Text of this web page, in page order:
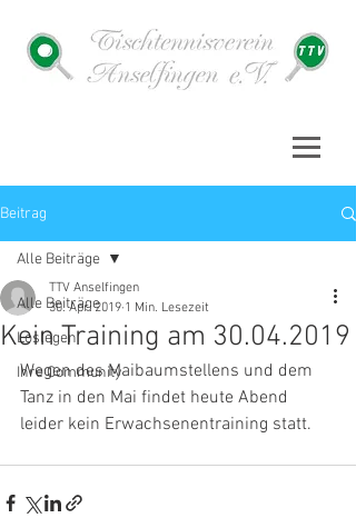
Beitrag
Alle Beiträge
Loslegen
Ihre Community
Alle Beiträge
Kein Training am 30.04.2019
TTV Anselfingen
30. Apr. 2019 1 Min. Lesezeit
Wegen des Maibaumstellens und dem
Tanz in den Mai findet heute Abend
leider kein Erwachsenentraining statt.